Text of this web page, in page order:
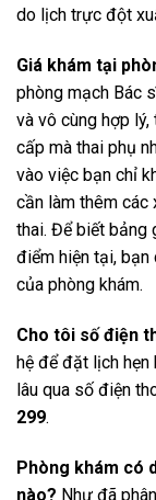
do lịch trực đột
Giá khám tại
phòng mạch Bác
và vô cùng hợp
cấp mà thai phụ
vào việc bạn chỉ
cần làm thêm các
thai. Để biết bảng
điểm hiện tại, bạn
của phòng khám.
Cho tôi số điện
hệ để đặt lịch
lâu qua số điện
299.
Phòng khám có
nào? Như đã